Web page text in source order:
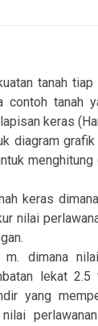
tanah
contoh tanah
keras
diagram
keras
nilai
dimana
lekat
yang